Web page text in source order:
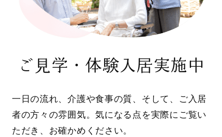
ご見学・体験入居実施中
一日の流れ、介護や食事の質、そして、ご入居
者の方々の雰囲気。気になる点を実際にご覧い
ただき、お確かめください。